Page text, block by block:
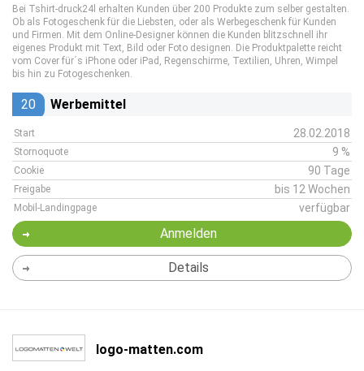
Bei Tshirt-druck24l erhalten Kunden über 200 Produkte zum selber gestalten.
Ob als Fotogeschenk für die Liebsten, oder als Werbegeschenk für Kunden
und Firmen. Mit dem Online-Designer können die Kunden blitzschnell ihr
eigenes Produkt mit Text, Bild oder Foto designen. Die Produktpalette reicht
vom Cover für´s iPhone oder iPad, Regenschirme, Textilien, Uhren, Wimpel
bis hin zu Fotogeschenken.
20 Werbemittel
Start 28.02.2018
Stornoquote 9 %
Cookie 90 Tage
Freigabe bis 12 Wochen
Mobil-Landingpage verfügbar
Anmelden
Details
logo-matten.com